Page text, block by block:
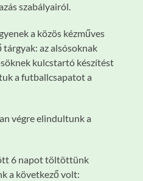
szabályairól.
a közös kézműves
az alsósoknak
kulcstartó készítést
a futballcsapatot a
végre elindultunk a
6 napot töltöttünk
a következő volt: